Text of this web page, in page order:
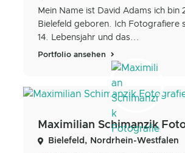
Mein Name ist David Adams ich bin
Bielefeld geboren. Ich Fotografiere
14. Lebensjahr und das...
Portfolio ansehen
Maximilian Schimanzik
Bielefeld, Nordrhein-Westfalen